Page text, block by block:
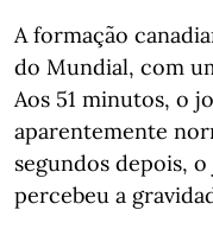
A formação
do Mundial, com
Aos 51 minutos, o
aparentemente
segundos depois,
percebeu a